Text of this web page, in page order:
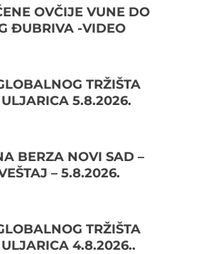
OVČIJE VUNE DO
ĐUBRIVA -VIDEO
TRŽIŠTA
5.8.2026.
BERZA NOVI SAD –
– 5.8.2026.
TRŽIŠTA
4.8.2026..